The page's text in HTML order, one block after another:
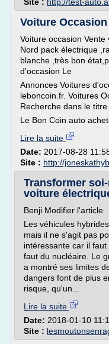
Voiture
Voiture occasion
Nord pack électrique
blanche ,très bon
d'occasion Le
Annonces Voitures
leboncoin.fr. Voitures
Recherche dans le
Le Bon Coin auto
Lire la suite
Date: 2017-08-28
Site : http://
Transformer
voiture
Benji Modifier l'article
Les véhicules
mais il ne s'agit pas
intéressante car il
faut du nucléaire. Le
a montré ses limites
dangers font de plus
risque, qu'un...
Lire la suite
Date: 2018-01-10
Site :